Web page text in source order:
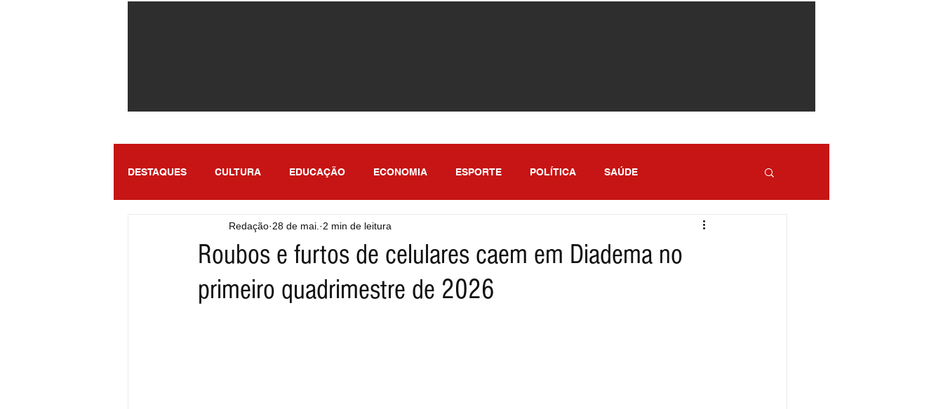
DESTAQUES CULTURA EDUCAÇÃO ECONOMIA ESPORTE POLÍTICA SAÚDE
ENTRETENIMENTO SÃO PAULO
Roubos e furtos de celulares caem em Diadema no
primeiro quadrimestre de 2026
Redação 28 de mai. 2 min de leitura